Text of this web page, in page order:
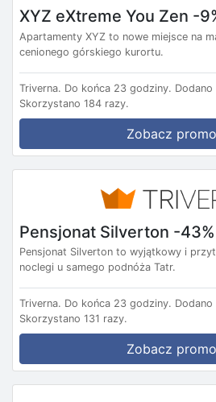
XYZ eXtreme You Zen -
Apartamenty XYZ to nowe miejsce na
cenionego górskiego kurortu.
Triverna. Do końca 23 godziny. Dodano
Skorzystano 184 razy.
Zobacz
Pensjonat Silverton -43%
Pensjonat Silverton to wyjątkowy i
noclegi u samego podnóża Tatr.
Triverna. Do końca 23 godziny.
Skorzystano 131 razy.
Zobacz